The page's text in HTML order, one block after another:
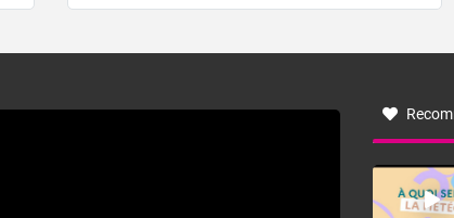
h
de forêt. Mais qu'est-ce que la tramontane ? Quelles sont
à nord-ouest, dans un secteur qui part du Roussillon à la
monts, en allusion aux régions montagneuses d’où